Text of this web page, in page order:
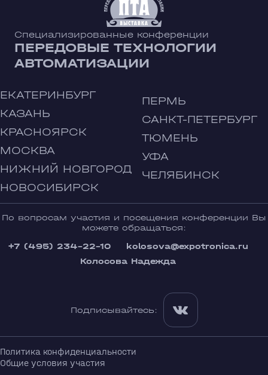
Специализированные конференции
ПЕРЕДОВЫЕ ТЕХНОЛОГИИ
АВТОМАТИЗАЦИИ
ЕКАТЕРИНБУРГ
КАЗАНЬ
КРАСНОЯРСК
МОСКВА
НИЖНИЙ НОВГОРОД
НОВОСИБИРСК
ПЕРМЬ
САНКТ-ПЕТЕРБУРГ
ТЮМЕНЬ
УФА
ЧЕЛЯБИНСК
По вопросам участия и посещения конференции Вы
можете обращаться:
+7 (495) 234-22-10
kolosova@expotronica.ru
Колосова Надежда
Подписывайтесь:
Политика конфиденциальности
Общие условия участия